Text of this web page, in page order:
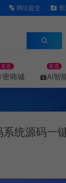
网址提交 资
密商城
首选
AI智
首选
统源码一